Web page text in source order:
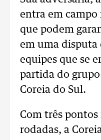
entra em campo
que podem
em uma disputa
equipes que se
partida do
Coreia do Sul.
Com três
rodadas, a